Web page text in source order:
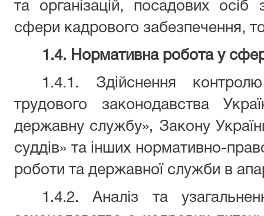
та організацій, посадових
сфери кадрового забезпечення,
1.4. Нормативна робота у
1.4.1. Здійснення
трудового законодавства
державну службу», Закону
суддів» та інших нормативно-
роботи та державної служби в
1.4.2. Аналіз та